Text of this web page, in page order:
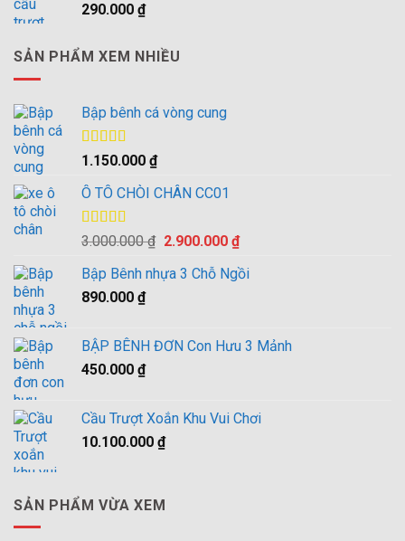
290.000 ₫
SẢN PHẨM XEM NHIỀU
Bập bênh cá vòng cung
Được xếp
5 sao
1.150.000 ₫
Ô TÔ CHÒI CHÂN CC01
Được xếp
5 sao
3.000.000₫ Giá
là:
2.900.000 ₫Giá
tại
Bập Bênh nhựa 3 Chỗ Ngồi
890.000 ₫
BẬP BÊNH ĐƠN Con Hưu 3 Mảnh
450.000 ₫
Cầu Trượt Xoắn Khu Vui Chơi
10.100.000 ₫
SẢN PHẨM VỪA XEM